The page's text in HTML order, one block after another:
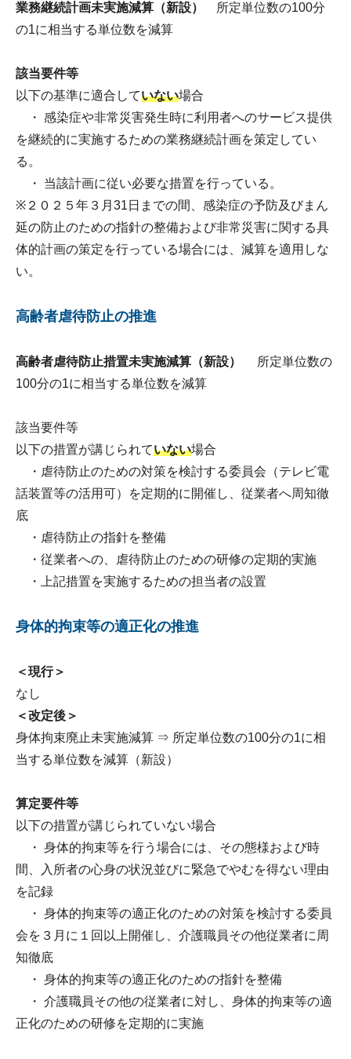
業務継続計画未実施減算（新設）
所定単位数の100分
の1に相当する単位数を減算
該当要件等
以下の基準に適合していない場合
・ 感染症や非常災害発生時に利用者へのサービス提供
を継続的に実施するための業務継続計画を策定してい
る。
・ 当該計画に従い必要な措置を行っている。
※２０２５年３月31日までの間、感染症の予防及びまん
延の防止のための指針の整備および非常災害に関する具
体的計画の策定を行っている場合には、減算を適用しな
い。
高齢者虐待防止の推進
高齢者虐待防止措置未実施減算（新設）
所定単位数の
100分の1に相当する単位数を減算
該当要件等
以下の措置が講じられていない場合
・虐待防止のための対策を検討する委員会（テレビ電
話装置等の活用可）を定期的に開催し、従業者へ周知徹
底
・虐待防止の指針を整備
・従業者への、虐待防止のための研修の定期的実施
・上記措置を実施するための担当者の設置
身体的拘束等の適正化の推進
＜現行＞
なし
＜改定後＞
身体拘束廃止未実施減算 ⇒ 所定単位数の100分の1に相
当する単位数を減算（新設）
算定要件等
以下の措置が講じられていない場合
・ 身体的拘束等を行う場合には、その態様および時
間、入所者の心身の状況並びに緊急でやむを得ない理由
を記録
・ 身体的拘束等の適正化のための対策を検討する委員
会を３月に１回以上開催し、介護職員その他従業者に周
知徹底
・ 身体的拘束等の適正化のための指針を整備
・ 介護職員その他の従業者に対し、身体的拘束等の適
正化のための研修を定期的に実施